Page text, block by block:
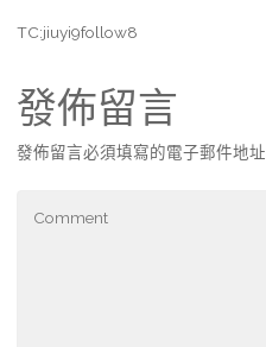
TC:jiuyi9follow8
發佈留言
發佈留言必須填寫的電子郵件地